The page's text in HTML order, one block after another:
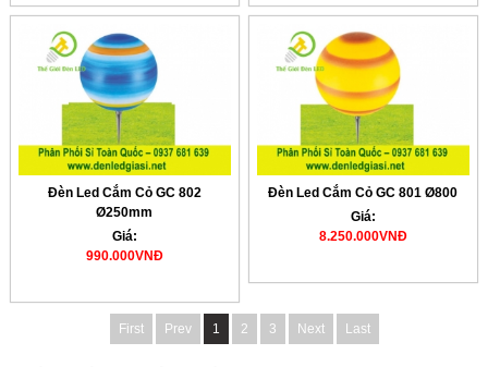
Đèn Led Cắm Cỏ GC 802
Ø250mm
Giá:
990.000VNĐ
Đèn Led Cắm Cỏ GC 801 Ø800
Giá:
8.250.000VNĐ
First Prev 1 2 3 Next Last